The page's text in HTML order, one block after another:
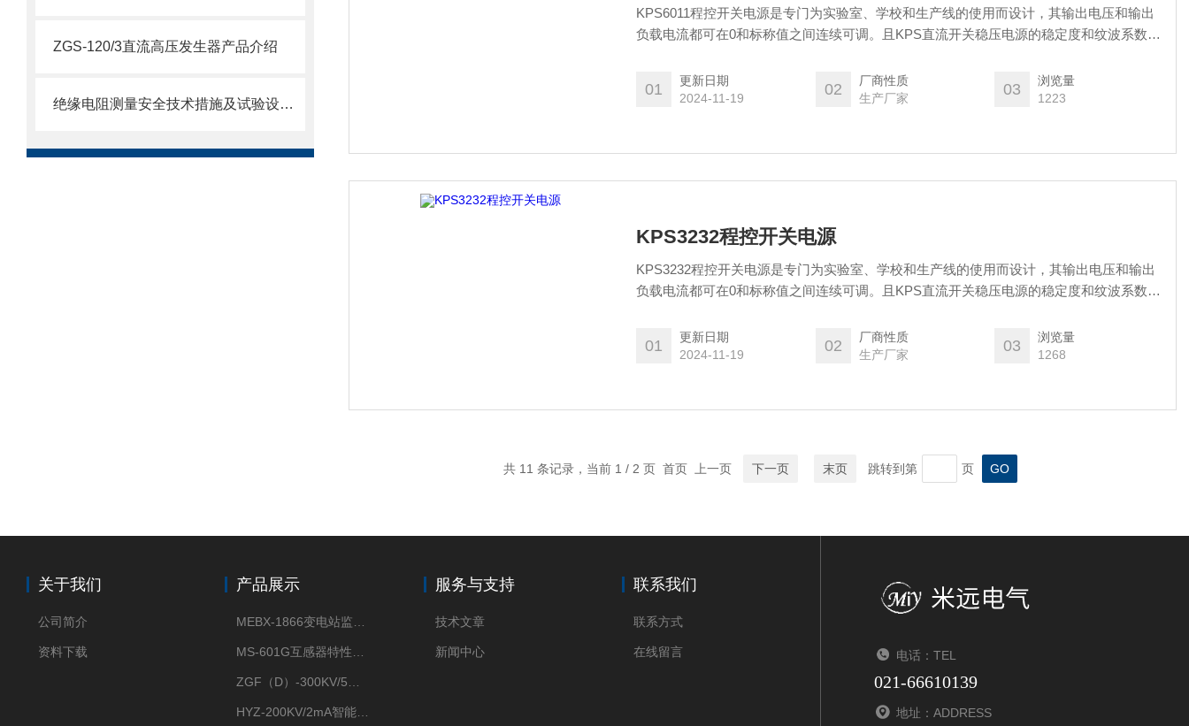
ZGS-120/3直流高压发生器产品介绍
绝缘电阻测量安全技术措施及试验设备准备
KPS6011程控开关电源是专门为实验室、学校和生产线的使用而设计，其输出电压和输出
负载电流都可在0和标称值之间连续可调。且KPS直流开关稳压电源的稳定度和纹波系数都
01
更新日期
2024-11-19
02
厂商性质
生产厂家
03
浏览量
1223
KPS3232程控开关电源
KPS3232程控开关电源是专门为实验室、学校和生产线的使用而设计，其输出电压和输出
负载电流都可在0和标称值之间连续可调。且KPS直流开关稳压电源的稳定度和纹波系数都
01
更新日期
2024-11-19
02
厂商性质
生产厂家
03
浏览量
1268
共 11 条记录，当前 1 / 2 页 首页 上一页 下一页 末页 跳转到第 页
关于我们
公司简介
资料下载
产品展示 服务与支持
技术文章
新闻中心
联系我们
联系方式
在线留言 电话：TEL
021-66610139
地址：ADDRESS